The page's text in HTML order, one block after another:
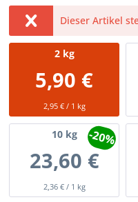
Dieser Artikel
2kg
5,90 €
2,95 € / 1 kg
10kg
23,60 €
2,36 € / 1 kg
-20%